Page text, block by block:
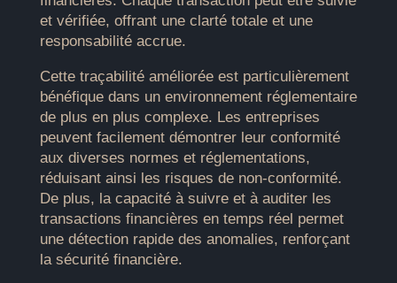
et vérifiée, offrant une clarté totale et une
responsabilité accrue.
Cette traçabilité améliorée est particulièrement
bénéfique dans un environnement réglementaire
de plus en plus complexe. Les entreprises
peuvent facilement démontrer leur conformité
aux diverses normes et réglementations,
réduisant ainsi les risques de non-conformité.
De plus, la capacité à suivre et à auditer les
transactions financières en temps réel permet
une détection rapide des anomalies, renforçant
la sécurité financière.